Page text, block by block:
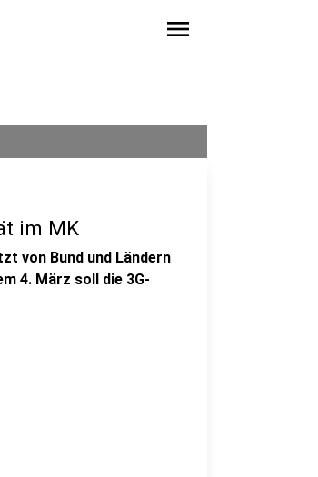
menu
im MK
von Bund und Ländern
4. März soll die 3G-